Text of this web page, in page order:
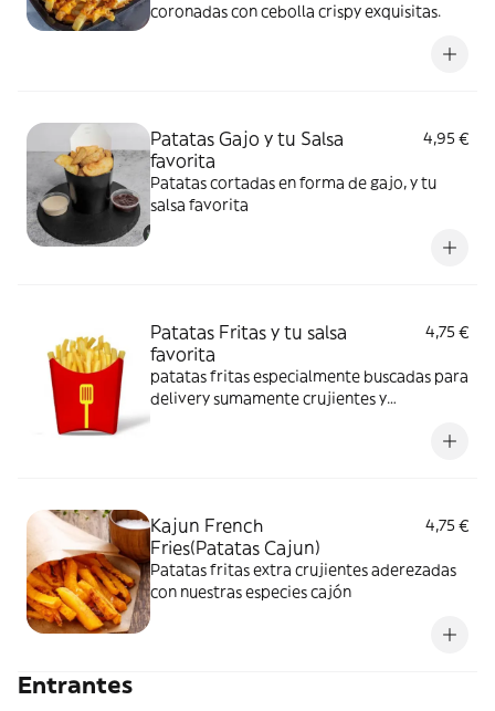
coronadas con cebolla crispy exquisitas.
Patatas Gajo y tu Salsa
favorita
4,95 €
Patatas cortadas en forma de gajo, y tu
salsa favorita
Patatas Fritas y tu salsa
favorita
4,75 €
patatas fritas especialmente buscadas para
delivery sumamente crujientes y
Kajun French
Fries(Patatas Cajun)
4,75 €
Patatas fritas extra crujientes aderezadas
con nuestras especies cajón
Entrantes